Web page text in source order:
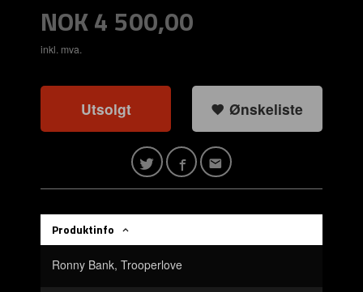
Pris
NOK4 500,00
inkl. mva.
Utsolgt Ønskeliste
Produktinfo
Ronny Bank, Trooperlove